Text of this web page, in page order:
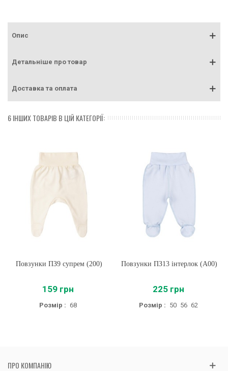
Опис
Детальніше про товар
Доставка та оплата
6 ІНШИХ ТОВАРІВ В ЦІЙ КАТЕГОРІЇ:
Повзунки ПЗ9 супрем (200)
159 грн
Розмір : 68
Повзунки ПЗ13 інтерлок (A00)
225 грн
Розмір : 50 56 62
ПРО КОМПАНІЮ